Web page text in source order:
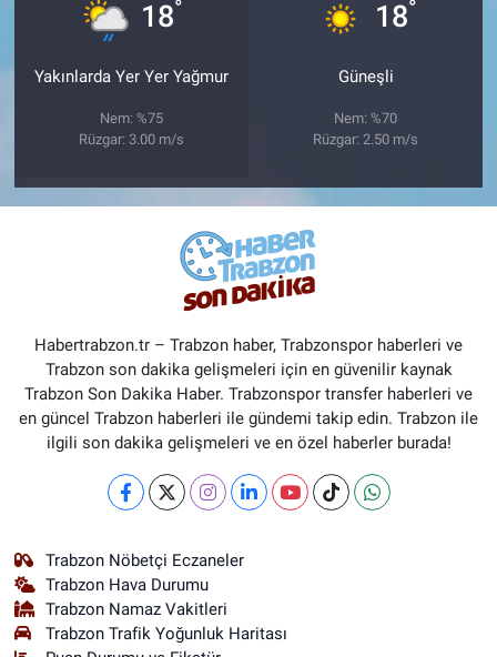
18°
Yakınlarda Yer Yer Yağmur
Nem: %75
Rüzgar: 3.00 m/s
18°
Güneşli
Nem: %70
Rüzgar: 2.50 m/s
Habertrabzon.tr – Trabzon haber, Trabzonspor haberleri ve
Trabzon son dakika gelişmeleri için en güvenilir kaynak
Trabzon Son Dakika Haber. Trabzonspor transfer haberleri ve
en güncel Trabzon haberleri ile gündemi takip edin. Trabzon ile
ilgili son dakika gelişmeleri ve en özel haberler burada!
Trabzon Nöbetçi Eczaneler
Trabzon Hava Durumu
Trabzon Namaz Vakitleri
Trabzon Trafik Yoğunluk Haritası